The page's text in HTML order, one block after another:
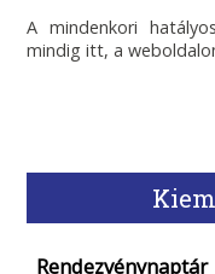
A mindenkori
mindig itt, a
Rendezvénynaptár